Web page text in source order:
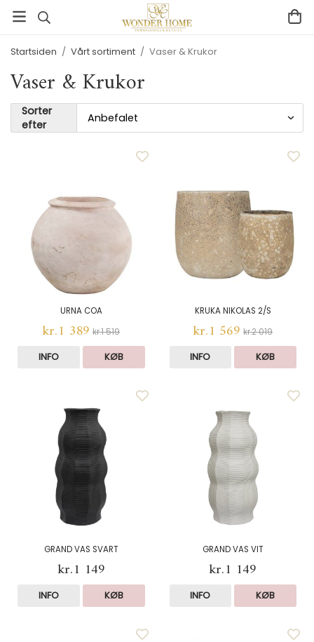
Startsiden / Vårt sortiment / Vaser & Krukor
Vaser & Krukor
Sorter
efter
URNA COA
kr.1 389 kr.1 519
INFO KØB
KRUKA NIKOLAS 2/S
kr.1 569 kr.2 019
INFO KØB
GRAND VAS SVART
kr.1 149
INFO KØB
GRAND VAS VIT
kr.1 149
INFO KØB